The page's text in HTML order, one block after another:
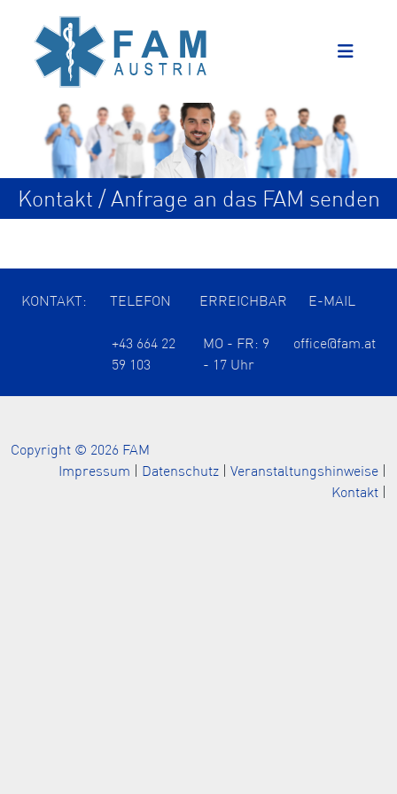
Kontakt / Anfrage an das FAM senden
KONTAKT: TELEFON ERREICHBAR E-MAIL
+43 664 22
59 103
MO - FR: 9
- 17 Uhr
office@fam.at
Copyright © 2026 FAM
Impressum
Datenschutz Veranstaltungshinweise
Kontakt